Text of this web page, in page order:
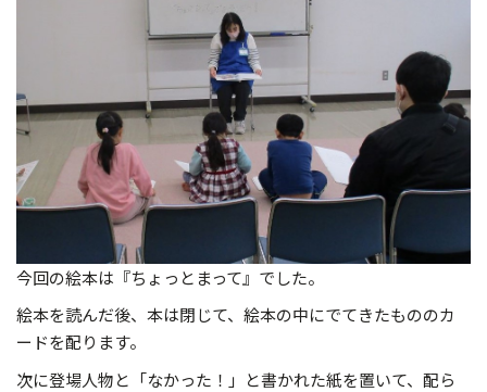
今回の絵本は『ちょっとまって』でした。
絵本を読んだ後、本は閉じて、絵本の中にでてきたもののカ
ードを配ります。
次に登場人物と「なかった！」と書かれた紙を置いて、配ら